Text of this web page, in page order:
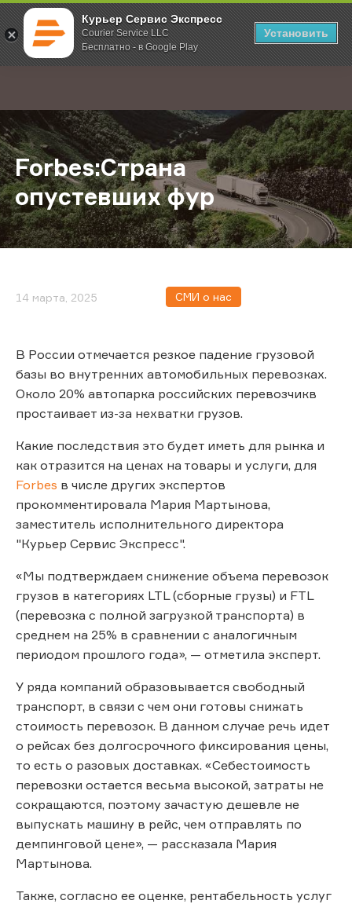
Курьер Сервис Экспресс
Courier Service LLC
Бесплатно - в Google Play
Установить
; Главная О компании Новости Forbes:Страна опустевших фур
Forbes:Страна
опустевших фур
14 марта, 2025 СМИ о нас
В России отмечается резкое падение грузовой
базы во внутренних автомобильных перевозках.
Около 20% автопарка российских перевозчикв
простаивает из-за нехватки грузов.
Какие последствия это будет иметь для рынка и
как отразится на ценах на товары и услуги, для
Forbes в числе других экспертов
прокомментировала Мария Мартынова,
заместитель исполнительного директора
"Курьер Сервис Экспресс".
«Мы подтверждаем снижение объема перевозок
грузов в категориях LTL (сборные грузы) и FTL
(перевозка с полной загрузкой транспорта) в
среднем на 25% в сравнении с аналогичным
периодом прошлого года», — отметила эксперт.
У ряда компаний образовывается свободный
транспорт, в связи с чем они готовы снижать
стоимость перевозок. В данном случае речь идет
о рейсах без долгосрочного фиксирования цены,
то есть о разовых доставках. «Себестоимость
перевозки остается весьма высокой, затраты не
сокращаются, поэтому зачастую дешевле не
выпускать машину в рейс, чем отправлять по
демпинговой цене», — рассказала Мария
Мартынова.
Также, согласно ее оценке, рентабельность услуг